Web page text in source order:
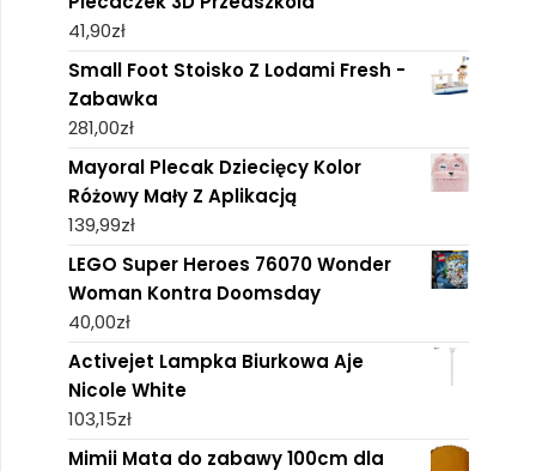
41,90zł
Small Foot Stoisko Z Lodami Fresh -
Zabawka
281,00zł
Mayoral Plecak Dziecięcy Kolor
Różowy Mały Z Aplikacją
139,99zł
LEGO Super Heroes 76070 Wonder
Woman Kontra Doomsday
40,00zł
Activejet Lampka Biurkowa Aje
Nicole White
103,15zł
Mimii Mata do zabawy 100cm dla